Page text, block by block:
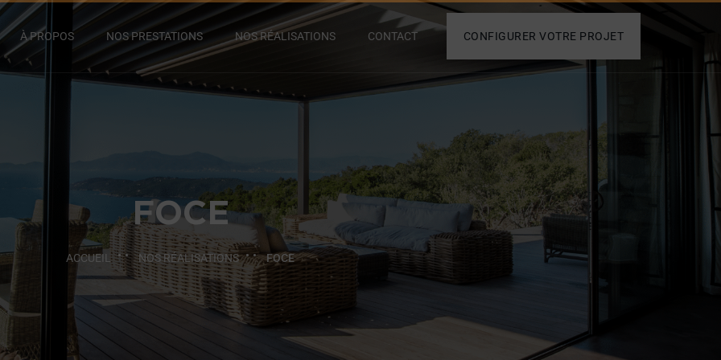
À PROPOS NOS PRESTATIONS NOS RÉALISATIONS CONTACT CONFIGURER VOTRE PROJET
FOCE
ACCUEIL NOS RÉALISATIONS FOCE